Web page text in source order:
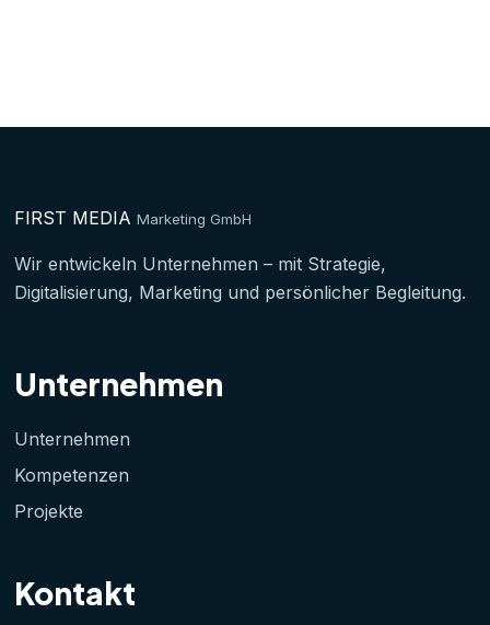
FIRST MEDIA Marketing GmbH
Wir entwickeln Unternehmen – mit Strategie,
Digitalisierung, Marketing und persönlicher Begleitung.
Unternehmen
Unternehmen
Kompetenzen
Projekte
Kontakt